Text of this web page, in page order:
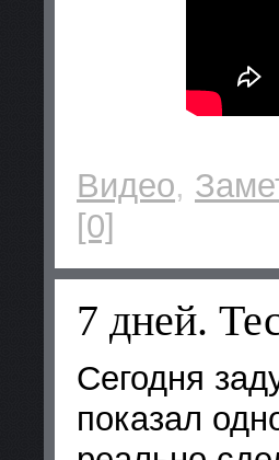
Видео,
[0]
7 дней.
Сегодня
показал